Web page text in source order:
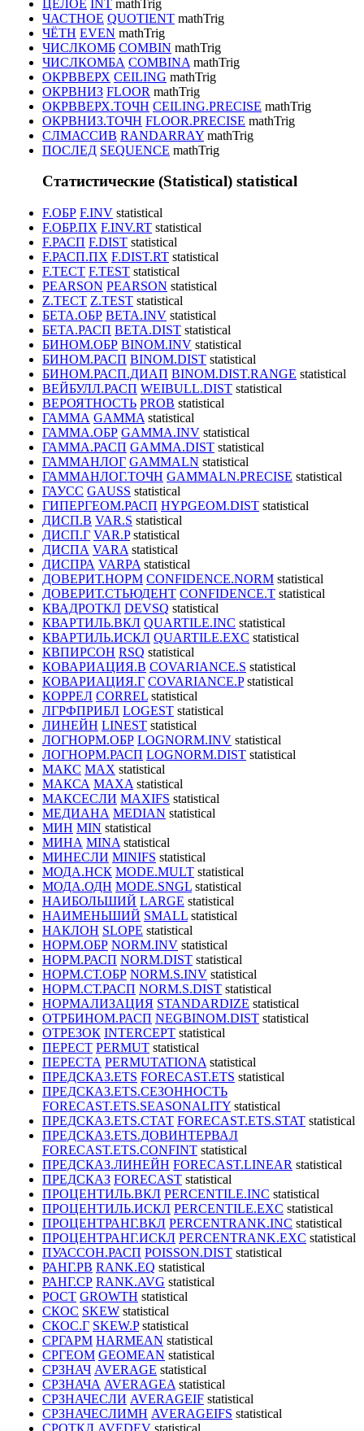
ЦЕЛОЕ INT mathTrig
ЧАСТНОЕ QUOTIENT mathTrig
ЧЁТН EVEN mathTrig
ЧИСЛКОМБ COMBIN mathTrig
ЧИСЛКОМБА COMBINA mathTrig
ОКРВВЕРХ CEILING mathTrig
ОКРВНИЗ FLOOR mathTrig
ОКРВВЕРХ.ТОЧН CEILING.PRECISE mathTrig
ОКРВНИЗ.ТОЧН FLOOR.PRECISE mathTrig
СЛМАССИВ RANDARRAY mathTrig
ПОСЛЕД SEQUENCE mathTrig
Статистические (Statistical) statistical
F.ОБР F.INV statistical
F.ОБР.ПХ F.INV.RT statistical
F.РАСП F.DIST statistical
F.РАСП.ПХ F.DIST.RT statistical
F.ТЕСТ F.TEST statistical
PEARSON PEARSON statistical
Z.ТЕСТ Z.TEST statistical
БЕТА.ОБР BETA.INV statistical
БЕТА.РАСП BETA.DIST statistical
БИНОМ.ОБР BINOM.INV statistical
БИНОМ.РАСП BINOM.DIST statistical
БИНОМ.РАСП.ДИАП BINOM.DIST.RANGE statistical
ВЕЙБУЛЛ.РАСП WEIBULL.DIST statistical
ВЕРОЯТНОСТЬ PROB statistical
ГАММА GAMMA statistical
ГАММА.ОБР GAMMA.INV statistical
ГАММА.РАСП GAMMA.DIST statistical
ГАММАНЛОГ GAMMALN statistical
ГАММАНЛОГ.ТОЧН GAMMALN.PRECISE statistical
ГАУСС GAUSS statistical
ГИПЕРГЕОМ.РАСП HYPGEOM.DIST statistical
ДИСП.В VAR.S statistical
ДИСП.Г VAR.P statistical
ДИСПА VARA statistical
ДИСПРА VARPA statistical
ДОВЕРИТ.НОРМ CONFIDENCE.NORM statistical
ДОВЕРИТ.СТЬЮДЕНТ CONFIDENCE.T statistical
КВАДРОТКЛ DEVSQ statistical
КВАРТИЛЬ.ВКЛ QUARTILE.INC statistical
КВАРТИЛЬ.ИСКЛ QUARTILE.EXC statistical
КВПИРСОН RSQ statistical
КОВАРИАЦИЯ.В COVARIANCE.S statistical
КОВАРИАЦИЯ.Г COVARIANCE.P statistical
КОРРЕЛ CORREL statistical
ЛГРФПРИБЛ LOGEST statistical
ЛИНЕЙН LINEST statistical
ЛОГНОРМ.ОБР LOGNORM.INV statistical
ЛОГНОРМ.РАСП LOGNORM.DIST statistical
МАКС MAX statistical
МАКСА MAXA statistical
МАКСЕСЛИ MAXIFS statistical
МЕДИАНА MEDIAN statistical
МИН MIN statistical
МИНА MINA statistical
МИНЕСЛИ MINIFS statistical
МОДА.НСК MODE.MULT statistical
МОДА.ОДН MODE.SNGL statistical
НАИБОЛЬШИЙ LARGE statistical
НАИМЕНЬШИЙ SMALL statistical
НАКЛОН SLOPE statistical
НОРМ.ОБР NORM.INV statistical
НОРМ.РАСП NORM.DIST statistical
НОРМ.СТ.ОБР NORM.S.INV statistical
НОРМ.СТ.РАСП NORM.S.DIST statistical
НОРМАЛИЗАЦИЯ STANDARDIZE statistical
ОТРБИНОМ.РАСП NEGBINOM.DIST statistical
ОТРЕЗОК INTERCEPT statistical
ПЕРЕСТ PERMUT statistical
ПЕРЕСТА PERMUTATIONA statistical
ПРЕДСКАЗ.ETS FORECAST.ETS statistical
ПРЕДСКАЗ.ETS.СЕЗОННОСТЬ
FORECAST.ETS.SEASONALITY statistical
ПРЕДСКАЗ.ETS.СТАТ FORECAST.ETS.STAT statistical
ПРЕДСКАЗ.ЕTS.ДОВИНТЕРВАЛ
FORECAST.ETS.CONFINT statistical
ПРЕДСКАЗ.ЛИНЕЙН FORECAST.LINEAR statistical
ПРЕДСКАЗ FORECAST statistical
ПРОЦЕНТИЛЬ.ВКЛ PERCENTILE.INC statistical
ПРОЦЕНТИЛЬ.ИСКЛ PERCENTILE.EXC statistical
ПРОЦЕНТРАНГ.ВКЛ PERCENTRANK.INC statistical
ПРОЦЕНТРАНГ.ИСКЛ PERCENTRANK.EXC statistical
ПУАССОН.РАСП POISSON.DIST statistical
РАНГ.РВ RANK.EQ statistical
РАНГ.СР RANK.AVG statistical
РОСТ GROWTH statistical
СКОС SKEW statistical
СКОС.Г SKEW.P statistical
СРГАРМ HARMEAN statistical
СРГЕОМ GEOMEAN statistical
СРЗНАЧ AVERAGE statistical
СРЗНАЧА AVERAGEA statistical
СРЗНАЧЕСЛИ AVERAGEIF statistical
СРЗНАЧЕСЛИМН AVERAGEIFS statistical
СРОТКЛ AVEDEV statistical